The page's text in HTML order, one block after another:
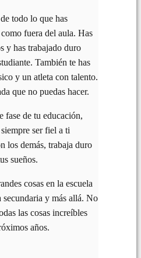
todo lo que has
fuera del aula. Has
y has trabajado duro
También te has
y un atleta con talento.
que no puedas hacer.
fase de tu educación,
ser fiel a ti
los demás, trabaja duro
sueños.
cosas en la escuela
secundaria y más allá. No
las cosas increíbles
años.